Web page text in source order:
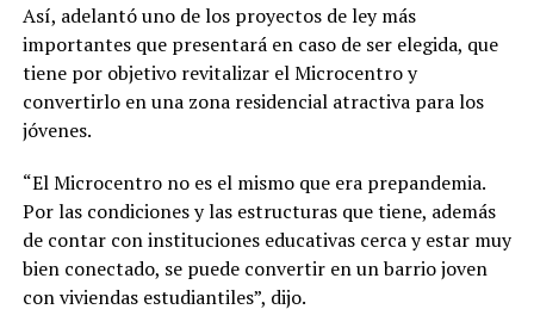
Así, adelantó uno de los proyectos de ley más
importantes que presentará en caso de ser elegida, que
tiene por objetivo revitalizar el Microcentro y
convertirlo en una zona residencial atractiva para los
jóvenes.
“El Microcentro no es el mismo que era prepandemia.
Por las condiciones y las estructuras que tiene, además
de contar con instituciones educativas cerca y estar muy
bien conectado, se puede convertir en un barrio joven
con viviendas estudiantiles”, dijo.